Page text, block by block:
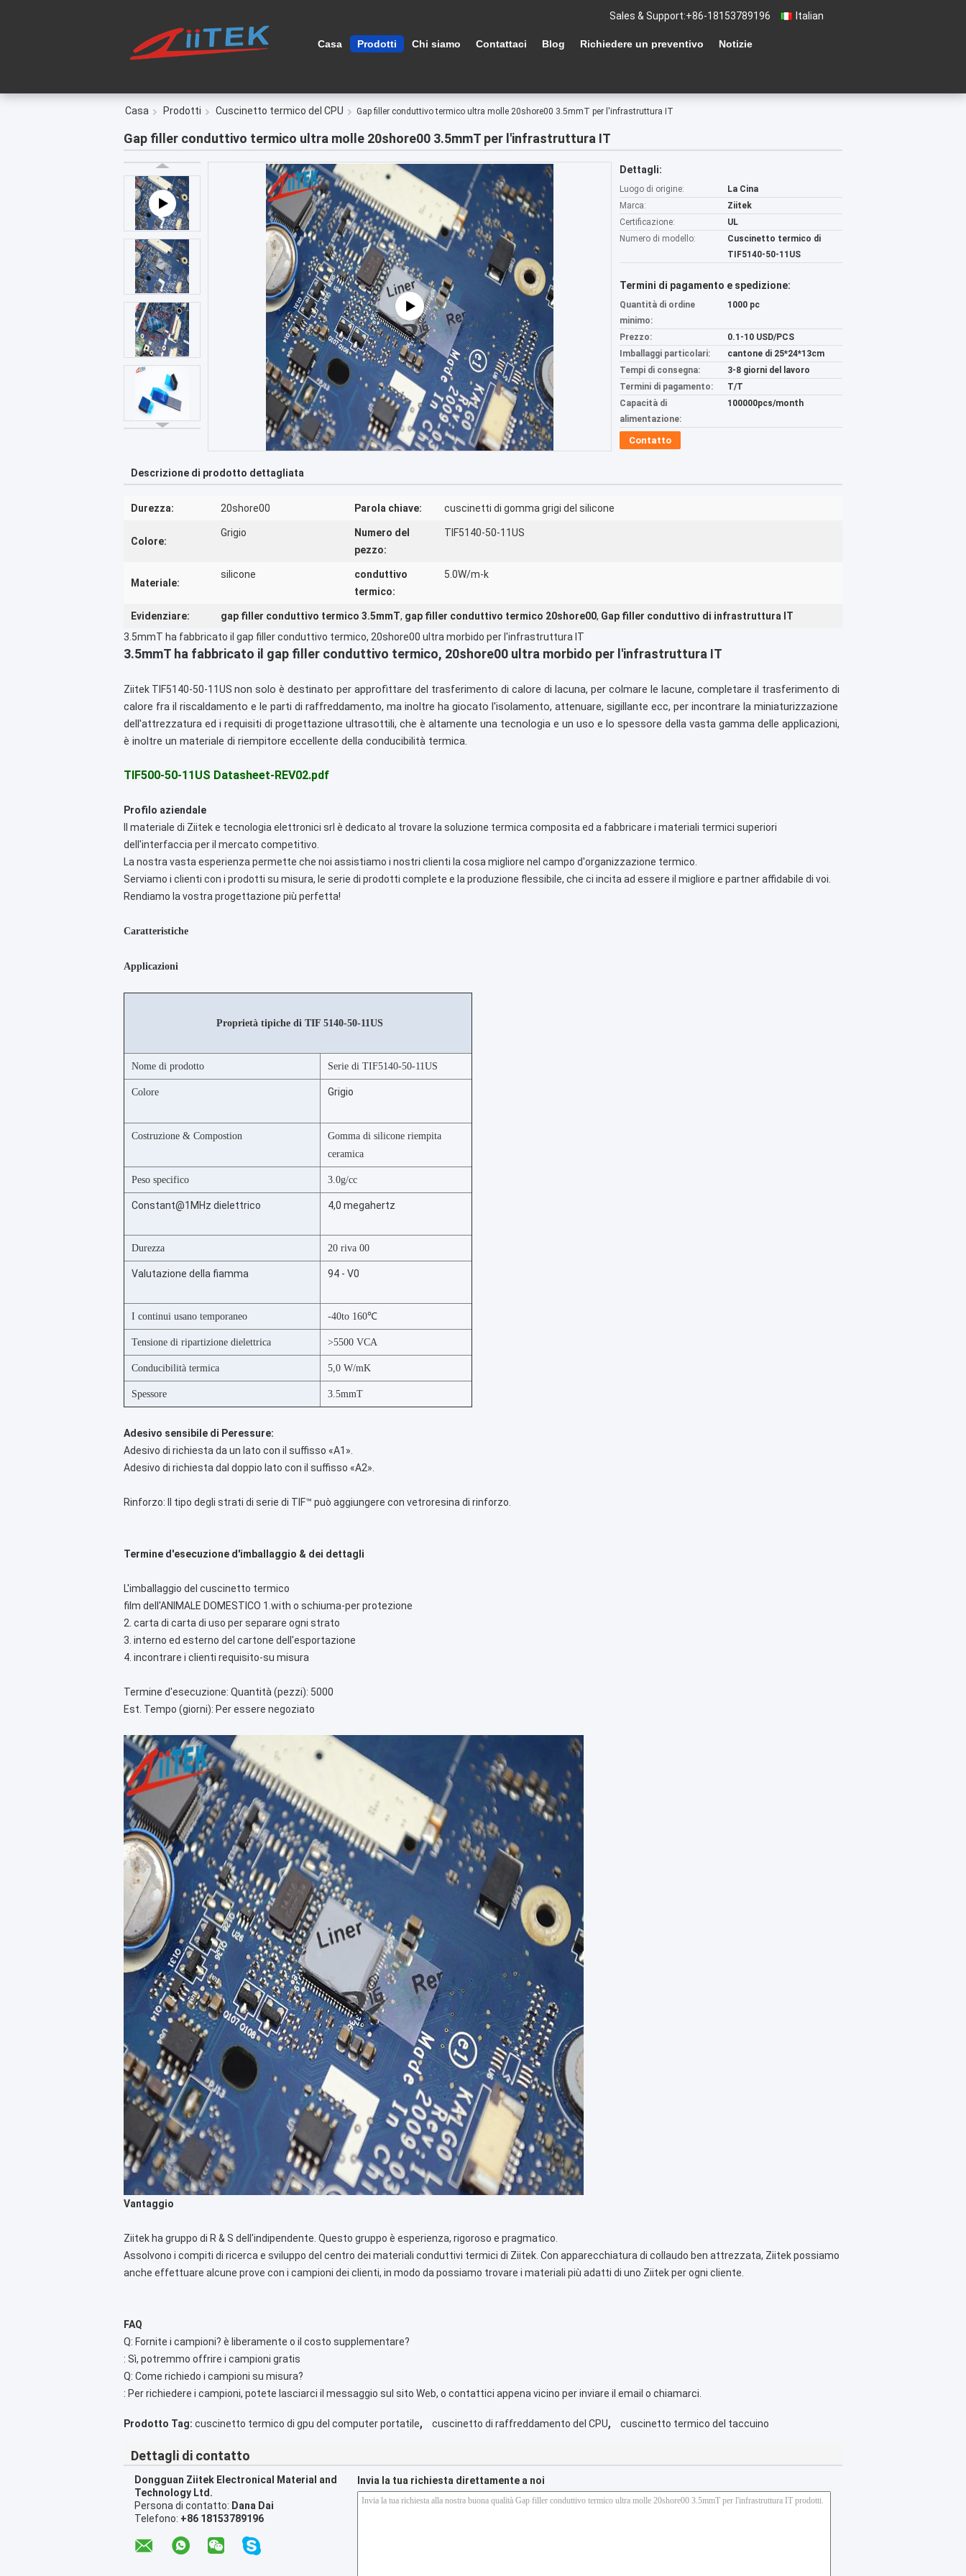
Italian
Sales & Support:+86-18153789196
Casa Prodotti Chi siamo Contattaci Blog Richiedere un preventivo Notizie
Casa Prodotti Cuscinetto termico del CPU Gap filler conduttivo termico ultra molle 20shore00 3.5mmT per l'infrastruttura IT
Gap filler conduttivo termico ultra molle 20shore00 3.5mmT per l'infrastruttura IT
Dettagli:
Luogo di origine:
La Cina
Marca:
Ziitek
Certificazione:
UL
Numero di modello:
Cuscinetto termico di
TIF5140-50-11US
Termini di pagamento e spedizione:
Quantità di ordine
minimo:
1000 pc
Prezzo:
0.1-10 USD/PCS
Imballaggi particolari:
cantone di 25*24*13cm
Tempi di consegna:
3-8 giorni del lavoro
Termini di pagamento:
T/T
Capacità di
alimentazione:
100000pcs/month
Contatto
Descrizione di prodotto dettagliata
Durezza: 20shore00 Parola chiave: cuscinetti di gomma grigi del silicone
Colore:
Grigio
Numero del
pezzo:
TIF5140-50-11US
Materiale:
silicone
conduttivo
termico:
5.0W/m-k
Evidenziare: gap filler conduttivo termico 3.5mmT, gap filler conduttivo termico 20shore00, Gap filler conduttivo di infrastruttura IT
3.5mmT ha fabbricato il gap filler conduttivo termico, 20shore00 ultra morbido per l'infrastruttura IT
3.5mmT ha fabbricato il gap filler conduttivo termico, 20shore00 ultra morbido per l'infrastruttura IT
Ziitek TIF5140-50-11US non solo è destinato per approfittare del trasferimento di calore di lacuna, per colmare le lacune, completare il trasferimento di
calore fra il riscaldamento e le parti di raffreddamento, ma inoltre ha giocato l'isolamento, attenuare, sigillante ecc, per incontrare la miniaturizzazione
dell'attrezzatura ed i requisiti di progettazione ultrasottili, che è altamente una tecnologia e un uso e lo spessore della vasta gamma delle applicazioni,
è inoltre un materiale di riempitore eccellente della conducibilità termica.
TIF500-50-11US Datasheet-REV02.pdf
Profilo aziendale
Il materiale di Ziitek e tecnologia elettronici srl è dedicato al trovare la soluzione termica composita ed a fabbricare i materiali termici superiori
dell'interfaccia per il mercato competitivo.
La nostra vasta esperienza permette che noi assistiamo i nostri clienti la cosa migliore nel campo d'organizzazione termico.
Serviamo i clienti con i prodotti su misura, le serie di prodotti complete e la produzione flessibile, che ci incita ad essere il migliore e partner affidabile di voi.
Rendiamo la vostra progettazione più perfetta!
Caratteristiche
Applicazioni
Proprietà tipiche di TIF 5140-50-11US
Nome di prodotto Serie di TIF5140-50-11US
Colore Grigio
Costruzione & Compostion
Gomma di silicone riempita
ceramica
Peso specifico 3.0g/cc
Constant@1MHz dielettrico 4,0 megahertz
Durezza 20 riva 00
Valutazione della fiamma 94 - V0
I continui usano temporaneo -40to 160℃
Tensione di ripartizione dielettrica >5500 VCA
Conducibilità termica 5,0 W/mK
Spessore 3.5mmT
Adesivo sensibile di Peressure:
Adesivo di richiesta da un lato con il suffisso «A1».
Adesivo di richiesta dal doppio lato con il suffisso «A2».
Rinforzo: Il tipo degli strati di serie di TIF™ può aggiungere con vetroresina di rinforzo.
Termine d'esecuzione d'imballaggio & dei dettagli
L'imballaggio del cuscinetto termico
film dell'ANIMALE DOMESTICO 1.with o schiuma-per protezione
2. carta di carta di uso per separare ogni strato
3. interno ed esterno del cartone dell'esportazione
4. incontrare i clienti requisito-su misura
Termine d'esecuzione: Quantità (pezzi): 5000
Est. Tempo (giorni): Per essere negoziato
Vantaggio
Ziitek ha gruppo di R & S dell'indipendente. Questo gruppo è esperienza, rigoroso e pragmatico.
Assolvono i compiti di ricerca e sviluppo del centro dei materiali conduttivi termici di Ziitek. Con apparecchiatura di collaudo ben attrezzata, Ziitek possiamo
anche effettuare alcune prove con i campioni dei clienti, in modo da possiamo trovare i materiali più adatti di uno Ziitek per ogni cliente.
FAQ
Q: Fornite i campioni? è liberamente o il costo supplementare?
: Sì, potremmo offrire i campioni gratis
Q: Come richiedo i campioni su misura?
: Per richiedere i campioni, potete lasciarci il messaggio sul sito Web, o contattici appena vicino per inviare il email o chiamarci.
Prodotto Tag: cuscinetto termico di gpu del computer portatile, cuscinetto di raffreddamento del CPU, cuscinetto termico del taccuino
Dettagli di contatto
Dongguan Ziitek Electronical Material and
Technology Ltd.
Persona di contatto: Dana Dai
Telefono: +86 18153789196
Invia la tua richiesta direttamente a noi